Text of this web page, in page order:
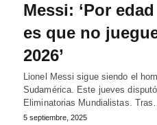
Messi: ‘Por
es que no
2026’
Lionel Messi sigue siendo el
Sudamérica. Este jueves
Eliminatorias Mundialistas.
5 septiembre, 2025